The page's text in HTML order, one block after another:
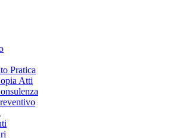
menù di secondo livello
menù di secondo livello
Pratica
Atti
menù di secondo livello